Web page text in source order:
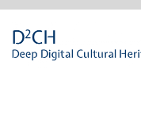
contenuto